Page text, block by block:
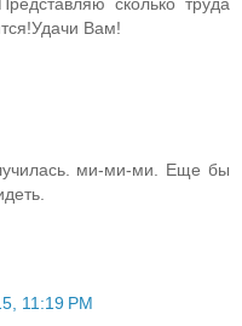
Вам!
ми-ми-ми. Еще бы
11:19 PM